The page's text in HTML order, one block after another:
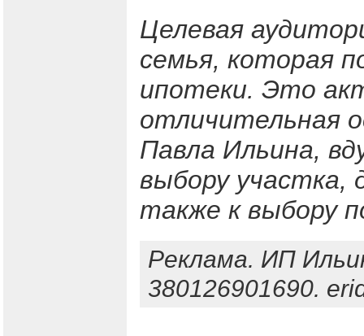
Целевая
семья, которая
ипотеки. Это
отличительная
Павла Ильина,
выбору участка,
также к выбору
Реклама. ИП
380126901690.